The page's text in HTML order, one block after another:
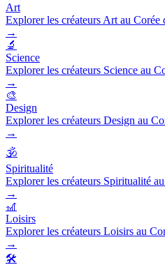
Art
Explorer les créateurs Art au Corée
→
🔬
Science
Explorer les créateurs Science au
→
🎨
Design
Explorer les créateurs Design au
→
🕉️
Spiritualité
Explorer les créateurs Spiritualité
→
🎢
Loisirs
Explorer les créateurs Loisirs au
→
🛠️